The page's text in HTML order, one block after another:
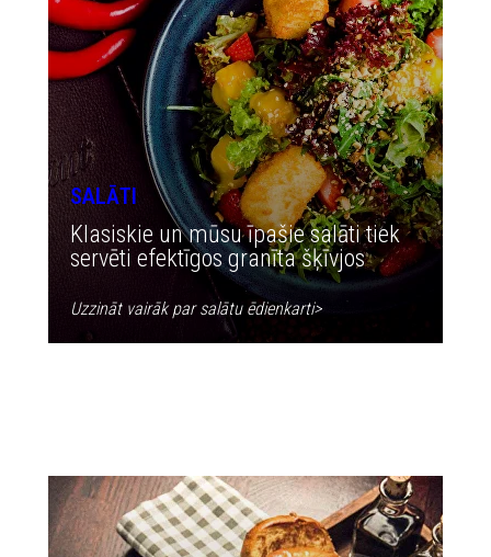
SALĀTI
Klasiskie un mūsu īpašie salāti tiek
servēti efektīgos granīta šķīvjos
Uzzināt vairāk par salātu ēdienkarti>